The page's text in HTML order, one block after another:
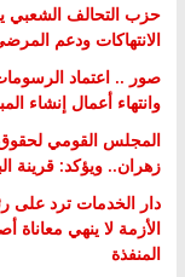
حزب التحالف الشعبي
الانتهاكات ودعم
صور .. اعتماد الرسومات
وانتهاء أعمال إنشاء
المجلس القومي لحقوق
زهران.. ويؤكد: قرينة
دار الخدمات ترد على
الأزمة لا ينهي
المنفذة